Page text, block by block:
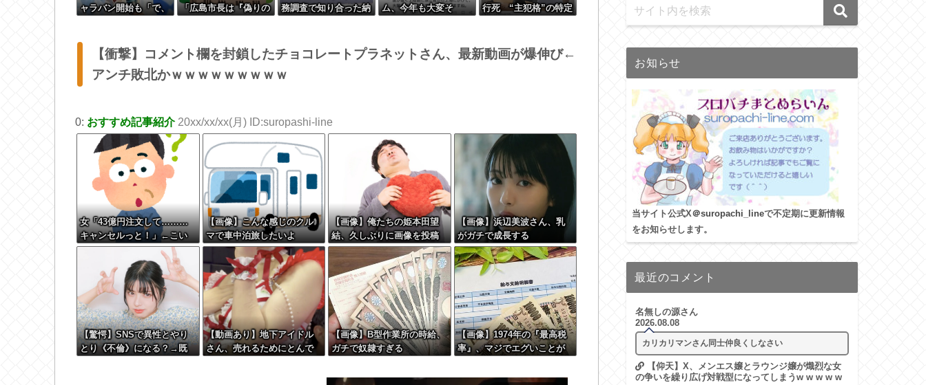
ャラバン開始も「で、
「広島市長は『偽りの
務調査で知り合った納
頂戴するwww
ム、今年も大変そ
行死 “主犯格”の特定
当時17歳少年に「懲役
30年」の判決
【衝撃】コメント欄を封鎖したチョコレートプラネットさん、最新動画が爆伸び←
アンチ敗北かｗｗｗｗｗｗｗｗｗ
0: おすすめ記事紹介20xx/xx/xx(月) ID:suropashi-line
女「43億円注文して………
キャンセルっと！」←こい
つの目的
【画像】こんな感じのクル
マで車中泊旅したいよ
な？？？
【画像】俺たちの姫本田望
結、久しぶりに画像を投稿
した結果→やっぱりワイら
の姫だったw w w w w w w
w w w
【画像】浜辺美波さん、乳
がガチで成長する
【驚愕】SNSで異性とやり
とり《不倫》になる？→既
【動画あり】地下アイドル
さん、売れるためにとんで
【画像】B型作業所の時給、
ガチで奴隷すぎる
【画像】1974年の『最高税
率』、マジでエグいことが
お知らせ
当サイト公式X＠suropachi_lineで不定期に更新情報
をお知らせします。
最近のコメント
名無しの源さん
2026.08.08
カリカリマンさん同士仲良くしなさい
【仰天】X、メンエス嬢とラウンジ嬢が熾烈な女
の争いを繰り広げ対戦型になってしまうw w w w w